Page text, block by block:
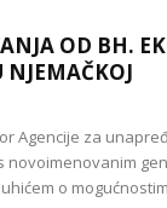
OD BH.
Agencije za
novoimenovanim
o